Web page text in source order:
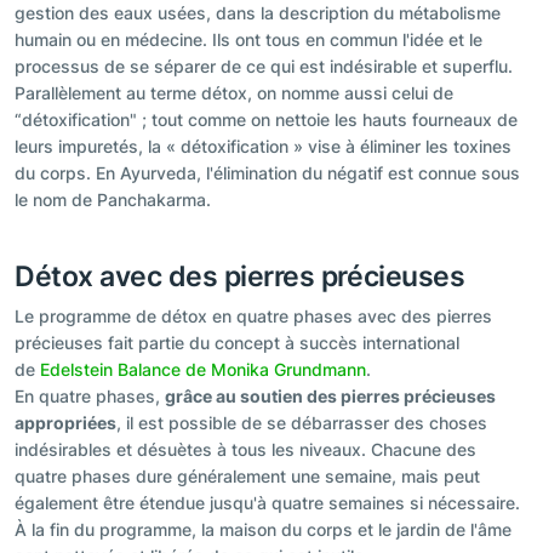
gestion des eaux usées, dans la description du métabolisme
humain ou en médecine. Ils ont tous en commun l'idée et le
processus de se séparer de ce qui est indésirable et superflu.
Parallèlement au terme détox, on nomme aussi celui de
“détoxification" ; tout comme on nettoie les hauts fourneaux de
leurs impuretés, la « détoxification » vise à éliminer les toxines
du corps. En Ayurveda, l'élimination du négatif est connue sous
le nom de Panchakarma.
Détox avec des pierres précieuses
Le programme de détox en quatre phases avec des pierres
précieuses fait partie du concept à succès international
de Edelstein Balance de Monika Grundmann.
En quatre phases, grâce au soutien des pierres précieuses
appropriées, il est possible de se débarrasser des choses
indésirables et désuètes à tous les niveaux. Chacune des
quatre phases dure généralement une semaine, mais peut
également être étendue jusqu'à quatre semaines si nécessaire.
À la fin du programme, la maison du corps et le jardin de l'âme